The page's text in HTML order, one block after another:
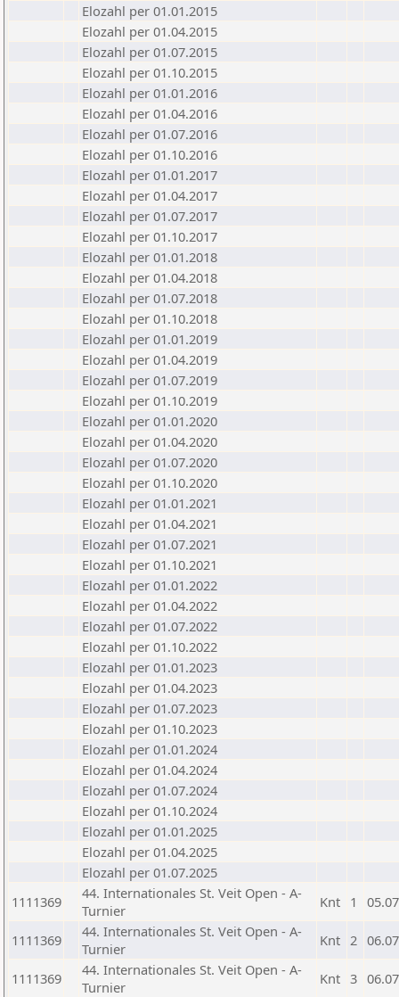
Elozahl per 01.01.2015
Elozahl per 01.04.2015
Elozahl per 01.07.2015
Elozahl per 01.10.2015
Elozahl per 01.01.2016
Elozahl per 01.04.2016
Elozahl per 01.07.2016
Elozahl per 01.10.2016
Elozahl per 01.01.2017
Elozahl per 01.04.2017
Elozahl per 01.07.2017
Elozahl per 01.10.2017
Elozahl per 01.01.2018
Elozahl per 01.04.2018
Elozahl per 01.07.2018
Elozahl per 01.10.2018
Elozahl per 01.01.2019
Elozahl per 01.04.2019
Elozahl per 01.07.2019
Elozahl per 01.10.2019
Elozahl per 01.01.2020
Elozahl per 01.04.2020
Elozahl per 01.07.2020
Elozahl per 01.10.2020
Elozahl per 01.01.2021
Elozahl per 01.04.2021
Elozahl per 01.07.2021
Elozahl per 01.10.2021
Elozahl per 01.01.2022
Elozahl per 01.04.2022
Elozahl per 01.07.2022
Elozahl per 01.10.2022
Elozahl per 01.01.2023
Elozahl per 01.04.2023
Elozahl per 01.07.2023
Elozahl per 01.10.2023
Elozahl per 01.01.2024
Elozahl per 01.04.2024
Elozahl per 01.07.2024
Elozahl per 01.10.2024
Elozahl per 01.01.2025
Elozahl per 01.04.2025
Elozahl per 01.07.2025
1111369
44. Internationales St. Veit Open - A-
Turnier
Knt 1
1111369
44. Internationales St. Veit Open - A-
Turnier
Knt 2
1111369
44. Internationales St. Veit Open - A-
Turnier
Knt 3